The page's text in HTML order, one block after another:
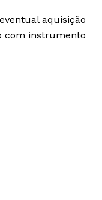
aquisição
com instrumento